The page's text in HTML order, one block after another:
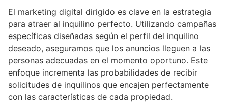
El marketing digital dirigido es clave en la estrategia
para atraer al inquilino perfecto. Utilizando campañas
específicas diseñadas según el perfil del inquilino
deseado, aseguramos que los anuncios lleguen a las
personas adecuadas en el momento oportuno. Este
enfoque incrementa las probabilidades de recibir
solicitudes de inquilinos que encajen perfectamente
con las características de cada propiedad.